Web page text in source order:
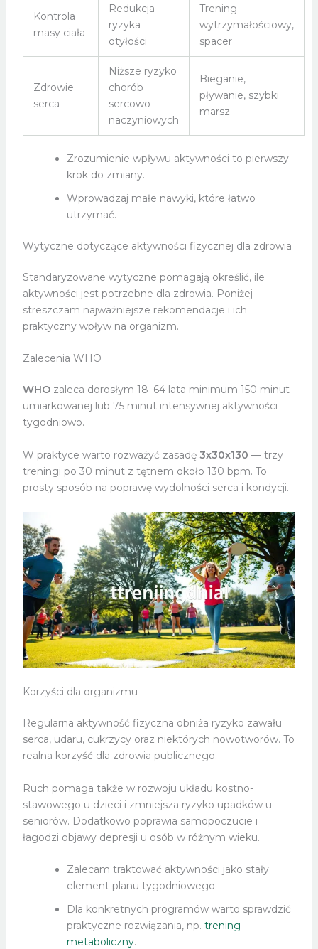
Kontrola
masy ciała
Redukcja
ryzyka
otyłości
Trening
wytrzymałościowy,
spacer
Zdrowie
serca
Niższe ryzyko
chorób
sercowo-
naczyniowych
Bieganie,
pływanie, szybki
marsz
Zrozumienie wpływu aktywności to pierwszy
krok do zmiany.
Wprowadzaj małe nawyki, które łatwo
utrzymać.
Wytyczne dotyczące aktywności fizycznej dla zdrowia
Standaryzowane wytyczne pomagają określić, ile
aktywności jest potrzebne dla zdrowia. Poniżej
streszczam najważniejsze rekomendacje i ich
praktyczny wpływ na organizm.
Zalecenia WHO
WHOzaleca dorosłym 18–64 lata minimum 150 minut
umiarkowanej lub 75 minut intensywnej aktywności
tygodniowo.
W praktyce warto rozważyć zasadę 3x30x130 — trzy
treningi po 30 minut z tętnem około 130 bpm. To
prosty sposób na poprawę wydolności serca i kondycji.
Korzyści dla organizmu
Regularna aktywność fizyczna obniża ryzyko zawału
serca, udaru, cukrzycy oraz niektórych nowotworów. To
realna korzyść dla zdrowia publicznego.
Ruch pomaga także w rozwoju układu kostno-
stawowego u dzieci i zmniejsza ryzyko upadków u
seniorów. Dodatkowo poprawia samopoczucie i
łagodzi objawy depresji u osób w różnym wieku.
Zalecam traktować aktywności jako stały
element planu tygodniowego.
Dla konkretnych programów warto sprawdzić
praktyczne rozwiązania, np. trening
metaboliczny.